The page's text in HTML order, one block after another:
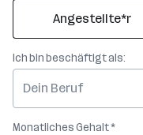
Angestellte*r
Ich bin beschäftigt als:
Monatliches Gehalt *